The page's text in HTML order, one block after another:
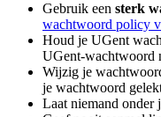
Gebruik een sterk
wachtwoord policy
Houd je UGent
UGent-wachtwoord
Wijzig je
je wachtwoord
Laat niemand onder